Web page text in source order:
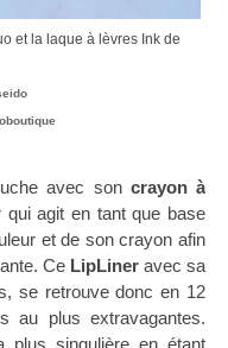
et la laque à lèvres Ink de
avec son crayon à
agit en tant que base
et de son crayon afin
Ce LipLiner avec sa
se retrouve donc en 12
au plus extravagantes.
singulière en étant